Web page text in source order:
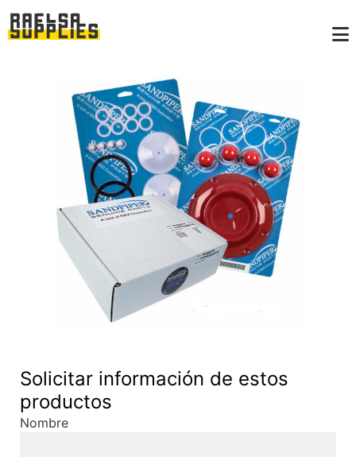
Solicitar información de estos
productos
Nombre